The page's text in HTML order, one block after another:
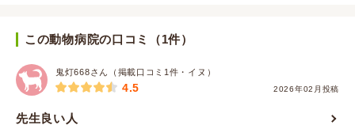
この動物病院の口コミ（1件）
鬼灯668さん（掲載口コミ1件・イヌ）
2026年02月投稿
4.5
先生良い人